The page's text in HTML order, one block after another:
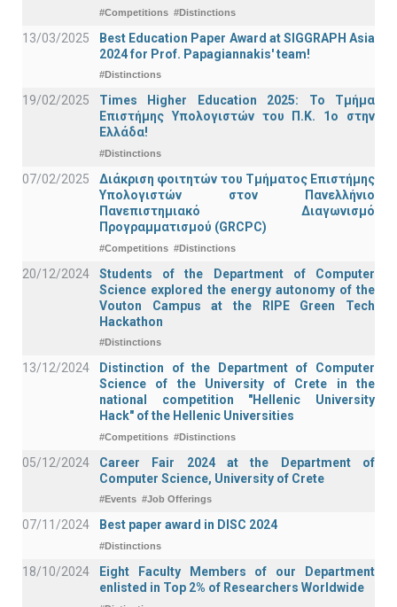
#Competitions #Distinctions
13/03/2025
Best Education Paper Award at SIGGRAPH Asia
2024 for Prof. Papagiannakis' team!
#Distinctions
19/02/2025
Times Higher Education 2025: Το Τμήμα
Επιστήμης Υπολογιστών του Π.Κ. 1ο στην
Ελλάδα!
#Distinctions
07/02/2025
Διάκριση φοιτητών του Τμήματος Επιστήμης
Υπολογιστών στον Πανελλήνιο
Πανεπιστημιακό Διαγωνισμό
Προγραμματισμού (GRCPC)
#Competitions #Distinctions
20/12/2024
Students of the Department of Computer
Science explored the energy autonomy of the
Vouton Campus at the RIPE Green Tech
Hackathon
#Distinctions
13/12/2024
Distinction of the Department of Computer
Science of the University of Crete in the
national competition "Hellenic University
Hack" of the Hellenic Universities
#Competitions #Distinctions
05/12/2024
Career Fair 2024 at the Department of
Computer Science, University of Crete
#Events #Job Offerings
07/11/2024 Best paper award in DISC 2024
#Distinctions
18/10/2024
Eight Faculty Members of our Department
enlisted in Top 2% of Researchers Worldwide